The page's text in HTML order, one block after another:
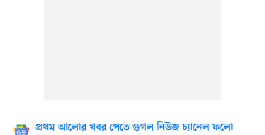
প্রথম আলোর খবর পেতে গুগল নিউজ চ্যানেল ফলো